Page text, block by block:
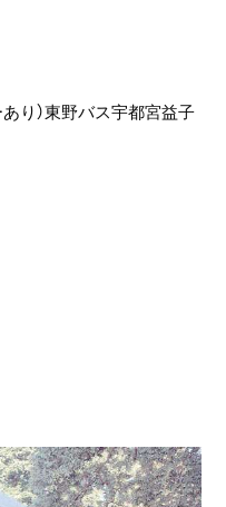
り）東野バス宇都宮益子